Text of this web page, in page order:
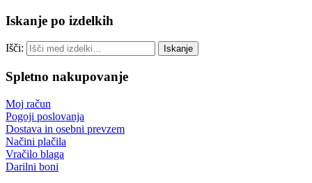
Iskanje po izdelkih
Išči: Iskanje
Spletno nakupovanje
Moj račun
Pogoji poslovanja
Dostava in osebni prevzem
Načini plačila
Vračilo blaga
Darilni boni